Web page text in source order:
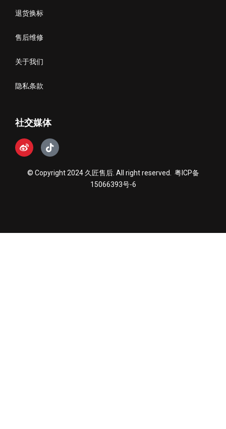
退货换标
售后维修
关于我们
隐私条款
社交媒体
© Copyright 2024 久匠售后. All right reserved. 粤ICP备
15066393号-6